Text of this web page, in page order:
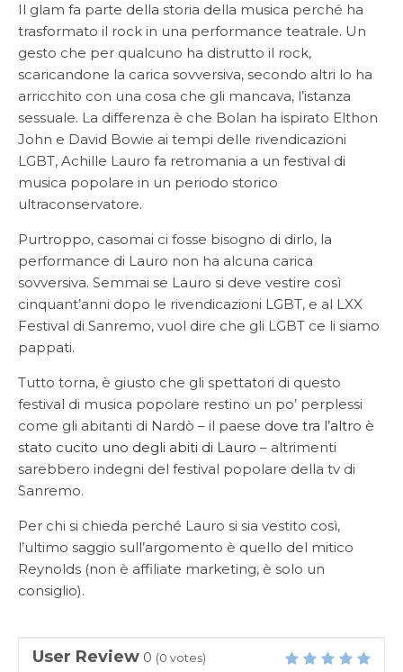
Il glam fa parte della storia della musica perché ha
trasformato il rock in una performance teatrale. Un
gesto che per qualcuno ha distrutto il rock,
scaricandone la carica sovversiva, secondo altri lo ha
arricchito con una cosa che gli mancava, l’istanza
sessuale. La differenza è che Bolan ha ispirato Elthon
John e David Bowie ai tempi delle rivendicazioni
LGBT, Achille Lauro fa retromania a un festival di
musica popolare in un periodo storico
ultraconservatore.
Purtroppo, casomai ci fosse bisogno di dirlo, la
performance di Lauro non ha alcuna carica
sovversiva. Semmai se Lauro si deve vestire così
cinquant’anni dopo le rivendicazioni LGBT, e al LXX
Festival di Sanremo, vuol dire che gli LGBT ce li siamo
pappati.
Tutto torna, è giusto che gli spettatori di questo
festival di musica popolare restino un po’ perplessi
come gli abitanti di Nardò – il paese dove tra l’altro è
stato cucito uno degli abiti di Lauro – altrimenti
sarebbero indegni del festival popolare della tv di
Sanremo.
Per chi si chieda perché Lauro si sia vestito così,
l’ultimo saggio sull’argomento è quello del mitico
Reynolds (non è affiliate marketing, è solo un
consiglio).
User Review 0 (0 votes)